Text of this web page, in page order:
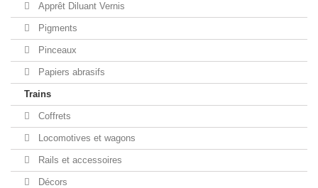
Apprêt Diluant Vernis
Pigments
Pinceaux
Papiers abrasifs
Trains
Coffrets
Locomotives et wagons
Rails et accessoires
Décors